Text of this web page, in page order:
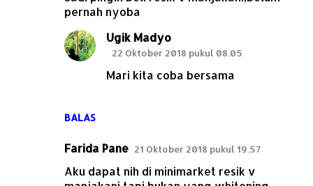
pernah nyoba
BALAS
Ugik Madyo
22 Oktober 2018 pukul 08.05
Mari kita coba bersama
Farida Pane 21 Oktober 2018 pukul 19.57
Aku dapat nih di minimarket resik v